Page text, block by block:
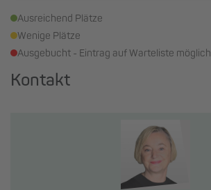
Ausreichend Plätze
Wenige Plätze
Ausgebucht - Eintrag auf Warteliste möglich
Kontakt